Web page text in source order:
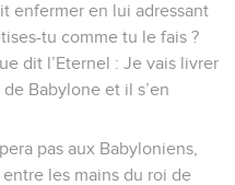
enfermer en lui adressant
tu comme tu le fais ?
dit l’Eternel : Je vais livrer
Babylone et il s’en
pas aux Babyloniens,
les mains du roi de